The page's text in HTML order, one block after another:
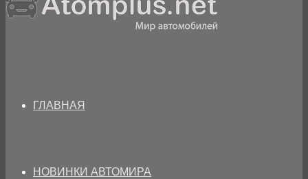
ГЛАВНАЯ
НОВИНКИ АВТОМИРА